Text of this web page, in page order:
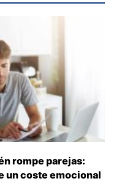
rompe parejas:
un coste emocional